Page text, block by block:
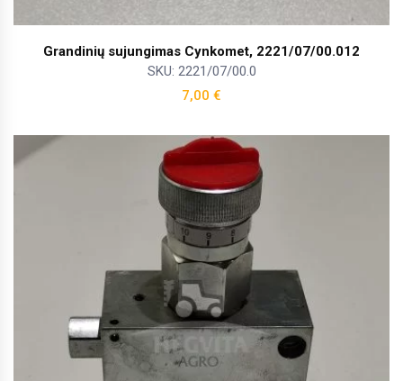
Grandinių sujungimas Cynkomet, 2221/07/00.012
SKU: 2221/07/00.0
7,00 €